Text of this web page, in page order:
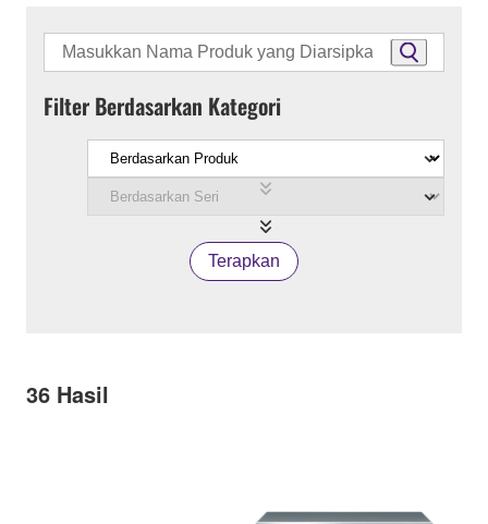
Filter Berdasarkan Kategori
Terapkan
36 Hasil